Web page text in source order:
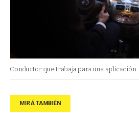
Conductor que trabaja para una aplicación.